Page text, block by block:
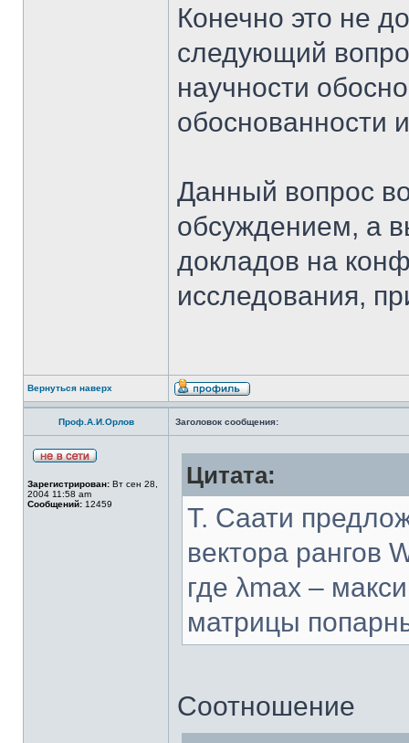
Конечно это не
следующий
научности
обоснованности
Данный вопрос
обсуждением, а
докладов на
исследования,
Вернуться наверх
Проф.А.И.Орлов Заголовок сообщения:
Зарегистрирован: Вт сен 28,
2004 11:58 am
Сообщений: 12459
Цитата:
Т. Саати
вектора рангов
где λmax –
матрицы
Соотношение